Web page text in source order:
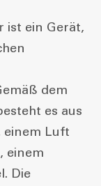
ist ein Gerät,
dem
es aus
einem Luft
einem
Die